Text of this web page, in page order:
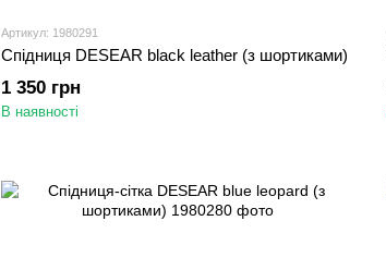
Артикул: 1980291
Спідниця DESEAR black leather (з шортиками)
1 350 грн
В наявності